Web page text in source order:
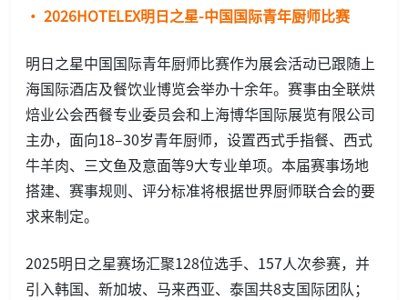
· 2026HOTELEX明日之星-中国国际青年厨师比赛
明日之星中国国际青年厨师比赛作为展会活动已跟随上
海国际酒店及餐饮业博览会举办十余年。赛事由全联烘
焙业公会西餐专业委员会和上海博华国际展览有限公司
主办，面向18–30岁青年厨师，设置西式手指餐、西式
牛羊肉、三文鱼及意面等9大专业单项。本届赛事场地
搭建、赛事规则、评分标准将根据世界厨师联合会的要
求来制定。
2025明日之星赛场汇聚128位选手、157人次参赛，并
引入韩国、新加坡、马来西亚、泰国共8支国际团队；